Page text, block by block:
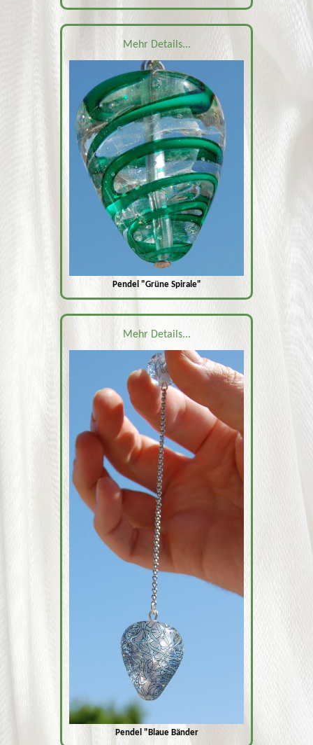
Mehr Details...
Pendel "Grüne Spirale"
Mehr Details...
Pendel "Blaue Bänder